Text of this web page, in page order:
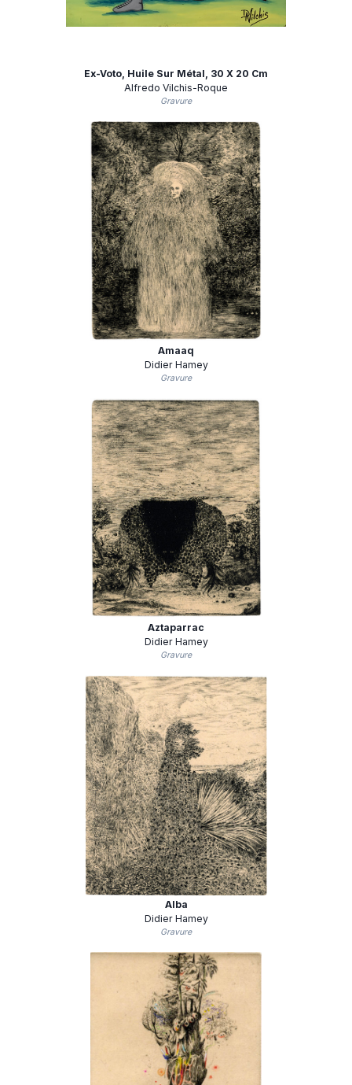
Ex-Voto, Huile Sur Métal, 30 X 20 Cm
Alfredo Vilchis-Roque
Gravure
Amaaq
Didier Hamey
Gravure
Aztaparrac
Didier Hamey
Gravure
Alba
Didier Hamey
Gravure